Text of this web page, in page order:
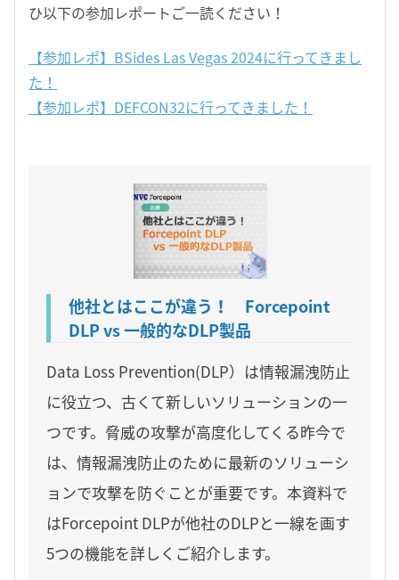
ひ以下の参加レポートご一読ください！
【参加レポ】BSides Las Vegas 2024に行ってきまし
た！
【参加レポ】DEFCON32に行ってきました！
他社とはここが違う！ Forcepoint
DLP vs 一般的なDLP製品
Data Loss Prevention(DLP）は情報漏洩防止
に役立つ、古くて新しいソリューションの一
つです。脅威の攻撃が高度化してくる昨今で
は、情報漏洩防止のために最新のソリューシ
ョンで攻撃を防ぐことが重要です。本資料で
はForcepoint DLPが他社のDLPと一線を画す
5つの機能を詳しくご紹介します。